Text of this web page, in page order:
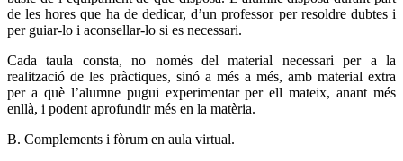
de les hores que ha de dedicar, d’un professor per resoldre dubtes i
per guiar-lo i aconsellar-lo si es necessari.
Cada taula consta, no només del material necessari per a la
realització de les pràctiques, sinó a més a més, amb material extra
per a què l’alumne pugui experimentar per ell mateix, anant més
enllà, i podent aprofundir més en la matèria.
B. Complements i fòrum en aula virtual.